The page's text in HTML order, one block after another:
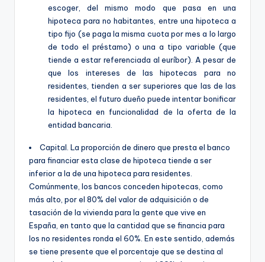
escoger, del mismo modo que pasa en una
hipoteca para no habitantes, entre una hipoteca a
tipo fijo (se paga la misma cuota por mes a lo largo
de todo el préstamo) o una a tipo variable (que
tiende a estar referenciada al euríbor). A pesar de
que los intereses de las hipotecas para no
residentes, tienden a ser superiores que las de las
residentes, el futuro dueño puede intentar bonificar
la hipoteca en funcionalidad de la oferta de la
entidad bancaria.
Capital. La proporción de dinero que presta el banco
para financiar esta clase de hipoteca tiende a ser
inferior a la de una hipoteca para residentes.
Comúnmente, los bancos conceden hipotecas, como
más alto, por el 80% del valor de adquisición o de
tasación de la vivienda para la gente que vive en
España, en tanto que la cantidad que se financia para
los no residentes ronda el 60%. En este sentido, además
se tiene presente que el porcentaje que se destina al